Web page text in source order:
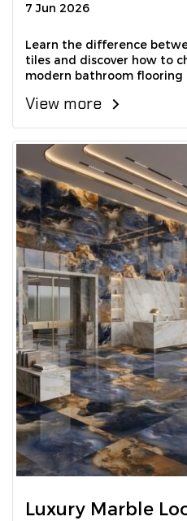
7 Jun 2026
Learn the difference
tiles and discover how to
modern bathroom flooring
View more
Luxury Marble